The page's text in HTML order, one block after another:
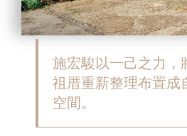
施宏駿以一己之力，
祖厝重新整理布置成
空間。